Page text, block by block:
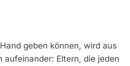
geben können, wird aus
Eltern, die jeden